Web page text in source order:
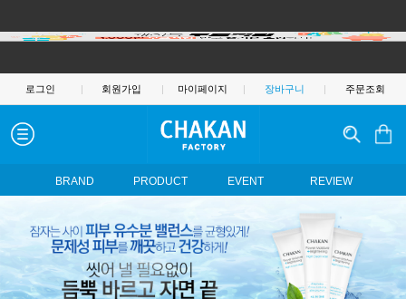
로그인 | 회원가입 | 마이페이지 | 장바구니 | 주문조회
BRAND PRODUCT EVENT REVIEW